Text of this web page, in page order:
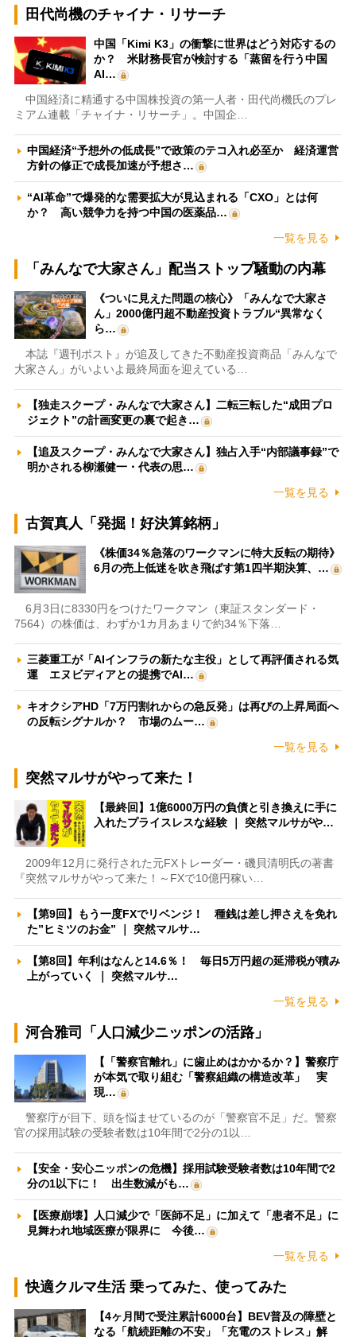
田代尚機のチャイナ・リサーチ
中国「Kimi K3」の衝撃に世界はどう対応するの
か？ 米財務長官が検討する「蒸留を行う中国
AI…
中国経済に精通する中国株投資の第一人者・田代尚機氏のプレ
ミアム連載「チャイナ・リサーチ」。中国企…
中国経済“予想外の低成長”で政策のテコ入れ必至か 経済運営
方針の修正で成長加速が予想さ…
“AI革命”で爆発的な需要拡大が見込まれる「CXO」とは何
か？ 高い競争力を持つ中国の医薬品…
一覧を見る
「みんなで大家さん」配当ストップ騒動の内幕
《ついに見えた問題の核心》「みんなで大家さ
ん」2000億円超不動産投資トラブル“異常なく
ら…
本誌『週刊ポスト』が追及してきた不動産投資商品「みんなで
大家さん」がいよいよ最終局面を迎えている…
【独走スクープ・みんなで大家さん】二転三転した“成田プロ
ジェクト”の計画変更の裏で起き…
【追及スクープ・みんなで大家さん】独占入手“内部議事録”で
明かされる柳瀬健一・代表の思…
一覧を見る
古賀真人「発掘！好決算銘柄」
《株価34％急落のワークマンに特大反転の期待》
6月の売上低迷を吹き飛ばす第1四半期決算、…
6月3日に8330円をつけたワークマン（東証スタンダード・
7564）の株価は、わずか1カ月あまりで約34％下落…
三菱重工が「AIインフラの新たな主役」として再評価される気
運 エヌビディアとの提携でAI…
キオクシアHD「7万円割れからの急反発」は再びの上昇局面へ
の反転シグナルか？ 市場のムー…
一覧を見る
突然マルサがやって来た！
【最終回】1億6000万円の負債と引き換えに手に
入れたプライスレスな経験 ｜ 突然マルサがや…
2009年12月に発行された元FXトレーダー・磯貝清明氏の著書
『突然マルサがやって来た！～FXで10億円稼い…
【第9回】もう一度FXでリベンジ！ 種銭は差し押さえを免れ
た”ヒミツのお金” ｜ 突然マルサ…
【第8回】年利はなんと14.6％！ 毎日5万円超の延滞税が積み
上がっていく ｜ 突然マルサ…
一覧を見る
河合雅司「人口減少ニッポンの活路」
【「警察官離れ」に歯止めはかかるか？】警察庁
が本気で取り組む「警察組織の構造改革」 実
現…
警察庁が目下、頭を悩ませているのが「警察官不足」だ。警察
官の採用試験の受験者数は10年間で2分の1以…
【安全・安心ニッポンの危機】採用試験受験者数は10年間で2
分の1以下に！ 出生数減がも…
【医療崩壊】人口減少で「医師不足」に加えて「患者不足」に
見舞われ地域医療が限界に 今後…
一覧を見る
快適クルマ生活 乗ってみた、使ってみた
【4ヶ月間で受注累計6000台】BEV普及の障壁と
なる「航続距離の不安」「充電のストレス」解